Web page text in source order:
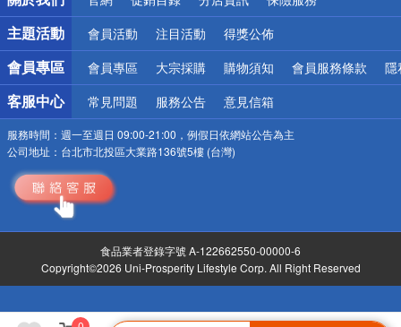
詐騙網頁！請小心！
主題活動 會員活動 注目活動 得獎公佈
會員專區 會員專區 大宗採購 購物須知 會員服務條款 隱
客服中心 常見問題 服務公告 意見信箱
服務時間： 週一至週日 09:00-21:00，例假日依網站公告為主
公司地址： 台北市北投區大業路136號5樓 (台灣)
食品業者登錄字號 A-122662550-00000-6
Copyright©2026 Uni-Prosperity Lifestyle Corp. All Right Reserved